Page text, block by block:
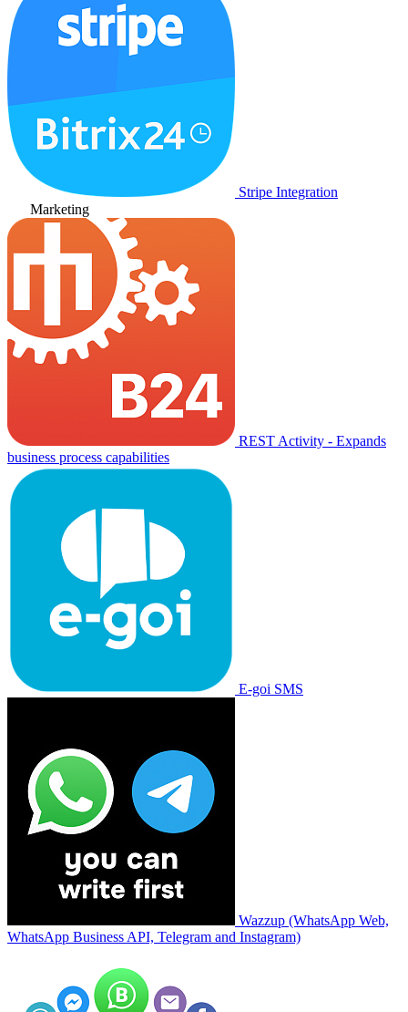
Stripe Integration
Marketing
REST Activity - Expands
business process capabilities
E-goi SMS
Wazzup (WhatsApp Web,
WhatsApp Business API, Telegram and Instagram)